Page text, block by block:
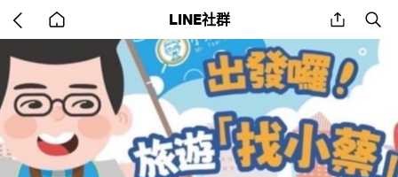
back
to
home
LINE社群 share